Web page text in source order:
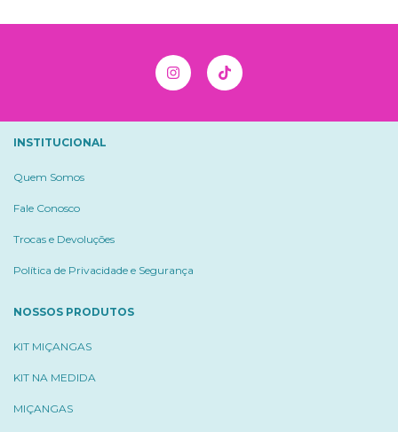
INSTITUCIONAL
Quem Somos
Fale Conosco
Trocas e Devoluções
Política de Privacidade e Segurança
NOSSOS PRODUTOS
KIT MIÇANGAS
KIT NA MEDIDA
MIÇANGAS